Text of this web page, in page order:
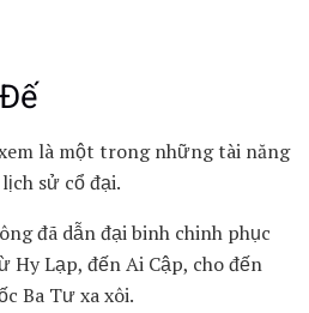
là một trong những tài năng
sử cổ đại.
đã dẫn đại binh chinh phục
Lạp, đến Ai Cập, cho đến
Ba Tư xa xôi.